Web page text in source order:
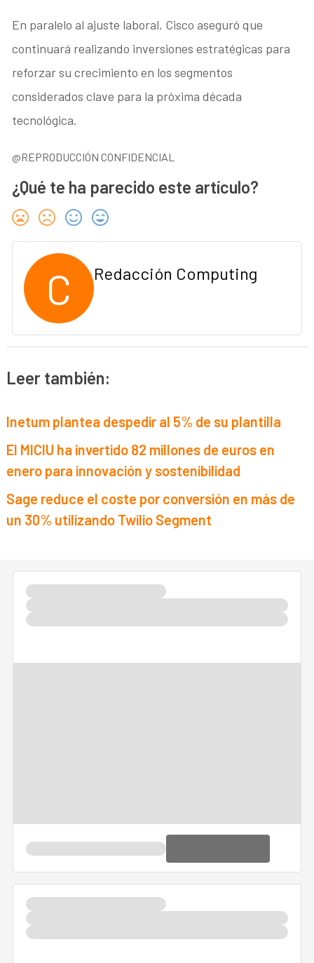
En paralelo al ajuste laboral, Cisco aseguró que
continuará realizando inversiones estratégicas para
reforzar su crecimiento en los segmentos
considerados clave para la próxima década
tecnológica.
@REPRODUCCIÓN CONFIDENCIAL
¿Qué te ha parecido este artículo?
C Redacción Computing
Leer también:
Inetum plantea despedir al 5% de su plantilla
El MICIU ha invertido 82 millones de euros en
enero para innovación y sostenibilidad
Sage reduce el coste por conversión en más de
un 30% utilizando Twilio Segment